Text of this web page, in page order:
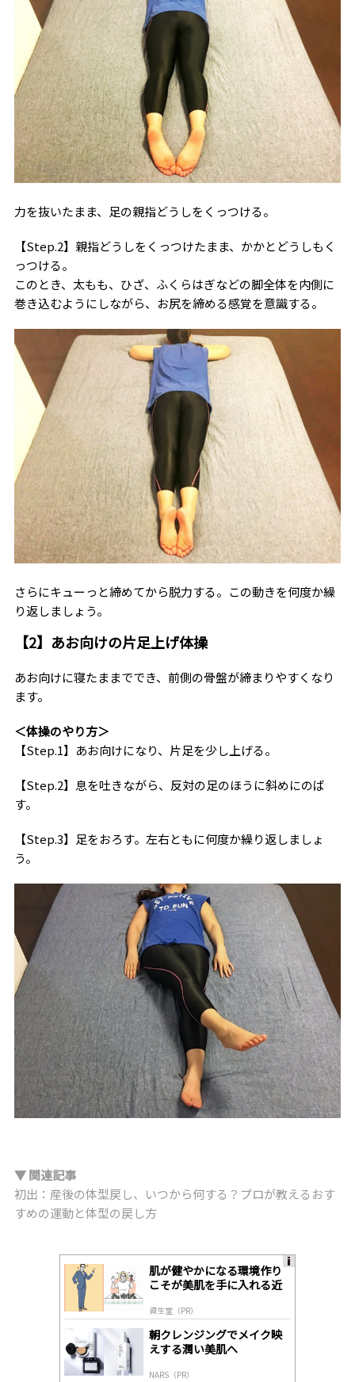
力を抜いたまま、足の親指どうしをくっつける。
【Step.2】親指どうしをくっつけたまま、かかとどうしもく
っつける。
このとき、太もも、ひざ、ふくらはぎなどの脚全体を内側に
巻き込むようにしながら、お尻を締める感覚を意識する。
さらにキューっと締めてから脱力する。この動きを何度か繰
り返しましょう。
【2】あお向けの片足上げ体操
あお向けに寝たままででき、前側の骨盤が締まりやすくなり
ます。
＜体操のやり方＞
【Step.1】あお向けになり、片足を少し上げる。
【Step.2】息を吐きながら、反対の足のほうに斜めにのば
す。
【Step.3】足をおろす。左右ともに何度か繰り返しましょ
う。
▼ 関連記事
初出：産後の体型戻し、いつから何する？プロが教えるおす
すめの運動と体型の戻し方
肌が健やかになる環境作り
こそが美肌を手に入れる近
資生堂（PR）
朝クレンジングでメイク映
えする潤い美肌へ
NARS（PR）